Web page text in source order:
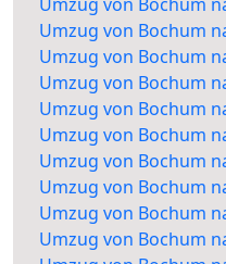
Umzug von Bochum
Umzug von Bochum
Umzug von Bochum
Umzug von Bochum
Umzug von Bochum
Umzug von Bochum
Umzug von Bochum
Umzug von Bochum
Umzug von Bochum